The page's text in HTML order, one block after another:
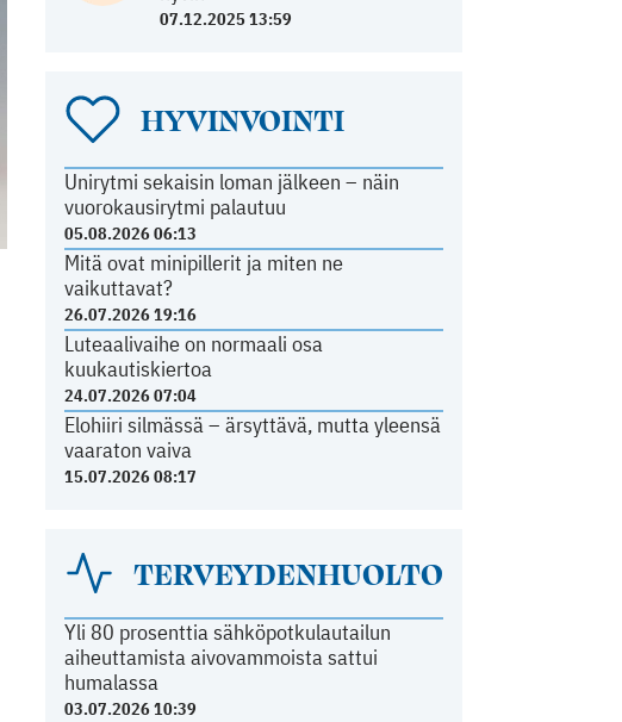
07.12.2025 13:59
HYVINVOINTI
Unirytmi sekaisin loman jälkeen – näin
vuorokausirytmi palautuu
05.08.2026 06:13
Mitä ovat minipillerit ja miten ne
vaikuttavat?
26.07.2026 19:16
Luteaalivaihe on normaali osa
kuukautiskiertoa
24.07.2026 07:04
Elohiiri silmässä – ärsyttävä, mutta yleensä
vaaraton vaiva
15.07.2026 08:17
TERVEYDENHUOLTO
Yli 80 prosenttia sähköpotkulautailun
aiheuttamista aivovammoista sattui
humalassa
03.07.2026 10:39